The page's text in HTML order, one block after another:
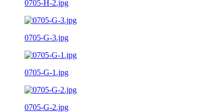
0705-H-2.jpg
0705-G-3.jpg
0705-G-1.jpg
0705-G-2.jpg